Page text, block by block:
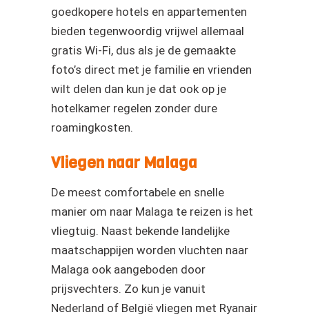
goedkopere hotels en appartementen
bieden tegenwoordig vrijwel allemaal
gratis Wi-Fi, dus als je de gemaakte
foto’s direct met je familie en vrienden
wilt delen dan kun je dat ook op je
hotelkamer regelen zonder dure
roamingkosten.
Vliegen naar Malaga
De meest comfortabele en snelle
manier om naar Malaga te reizen is het
vliegtuig. Naast bekende landelijke
maatschappijen worden vluchten naar
Malaga ook aangeboden door
prijsvechters. Zo kun je vanuit
Nederland of België vliegen met Ryanair